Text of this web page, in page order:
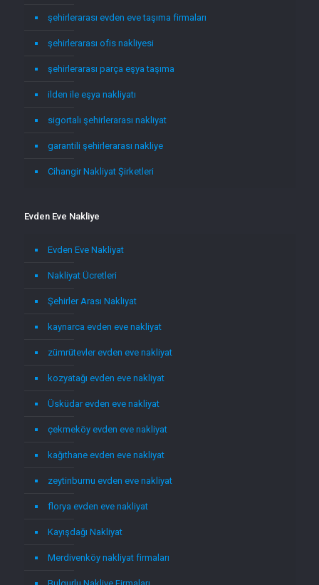
şehirlerarası evden eve taşıma firmaları
şehirlerarası ofis nakliyesi
şehirlerarası parça eşya taşıma
ilden ile eşya nakliyatı
sigortalı şehirlerarası nakliyat
garantili şehirlerarası nakliye
Cihangir Nakliyat Şirketleri
Evden Eve Nakliye
Evden Eve Nakliyat
Nakliyat Ücretleri
Şehirler Arası Nakliyat
kaynarca evden eve nakliyat
zümrütevler evden eve nakliyat
kozyatağı evden eve nakliyat
Üsküdar evden eve nakliyat
çekmeköy evden eve nakliyat
kağıthane evden eve nakliyat
zeytinburnu evden eve nakliyat
florya evden eve nakliyat
Kayışdağı Nakliyat
Merdivenköy nakliyat firmaları